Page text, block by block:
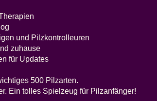
und Pilzkontrolleuren
zuhause
für Updates
500 Pilzarten.
Ein tolles Spielzeug für Pilzanfänger!